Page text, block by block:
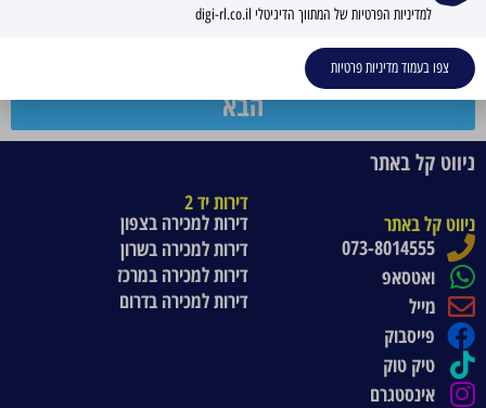
הבא
ניווט קל באתר
ניווט קל באתר
073-8014555
ואטסאפ
מייל
פייסבוק
טיק טוק
אינסטגרם
דירות יד 2
דירות למכירה בצפון
דירות למכירה בשרון
דירות למכירה במרכז
דירות למכירה בדרום
למדיניות הפרטיות של המתווך הדיגיטלי digi-rl.co.il
צפו בעמוד מדיניות פרטיות